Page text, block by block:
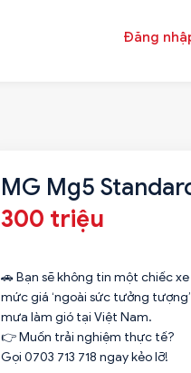
Đăng
MG Mg5
300 triệu
🚗 Bạn sẽ không tin một chiếc
mức giá ‘ngoài sức tưởng
mưa làm gió tại Việt Nam.
👉 Muốn trải nghiệm thực tế?